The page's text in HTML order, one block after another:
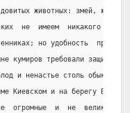
животных: змей, жаб,
не  имеем  никакого
но удобность
кумиров требовали защиты
и ненастье столь
Киевском и на берегу
огромные  и  не